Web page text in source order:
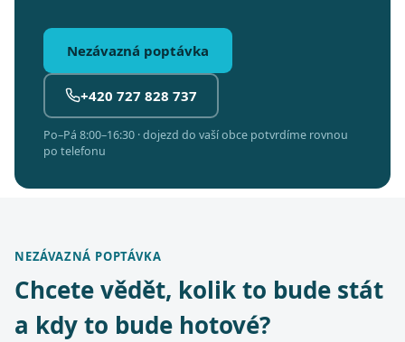
Nezávazná poptávka
+420 727 828 737
Po–Pá 8:00–16:30 · dojezd do vaší obce potvrdíme rovnou
po telefonu
NEZÁVAZNÁ POPTÁVKA
Chcete vědět, kolik to bude stát
a kdy to bude hotové?